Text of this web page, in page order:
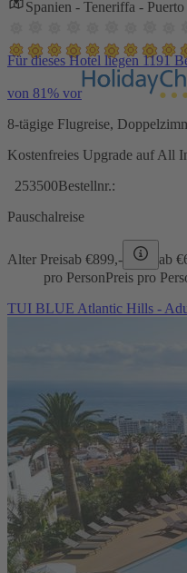
Spanien - Teneriffa -
Für dieses Hotel liegen 1191
von 81% vor
8-tägige Flugreise,
Kostenfreies Upgrade auf All
253500Bestellnr.:
Pauschalreise
Alter Preisab €899,- ab €
pro PersonPreis pro
TUI BLUE Atlantic Hills -